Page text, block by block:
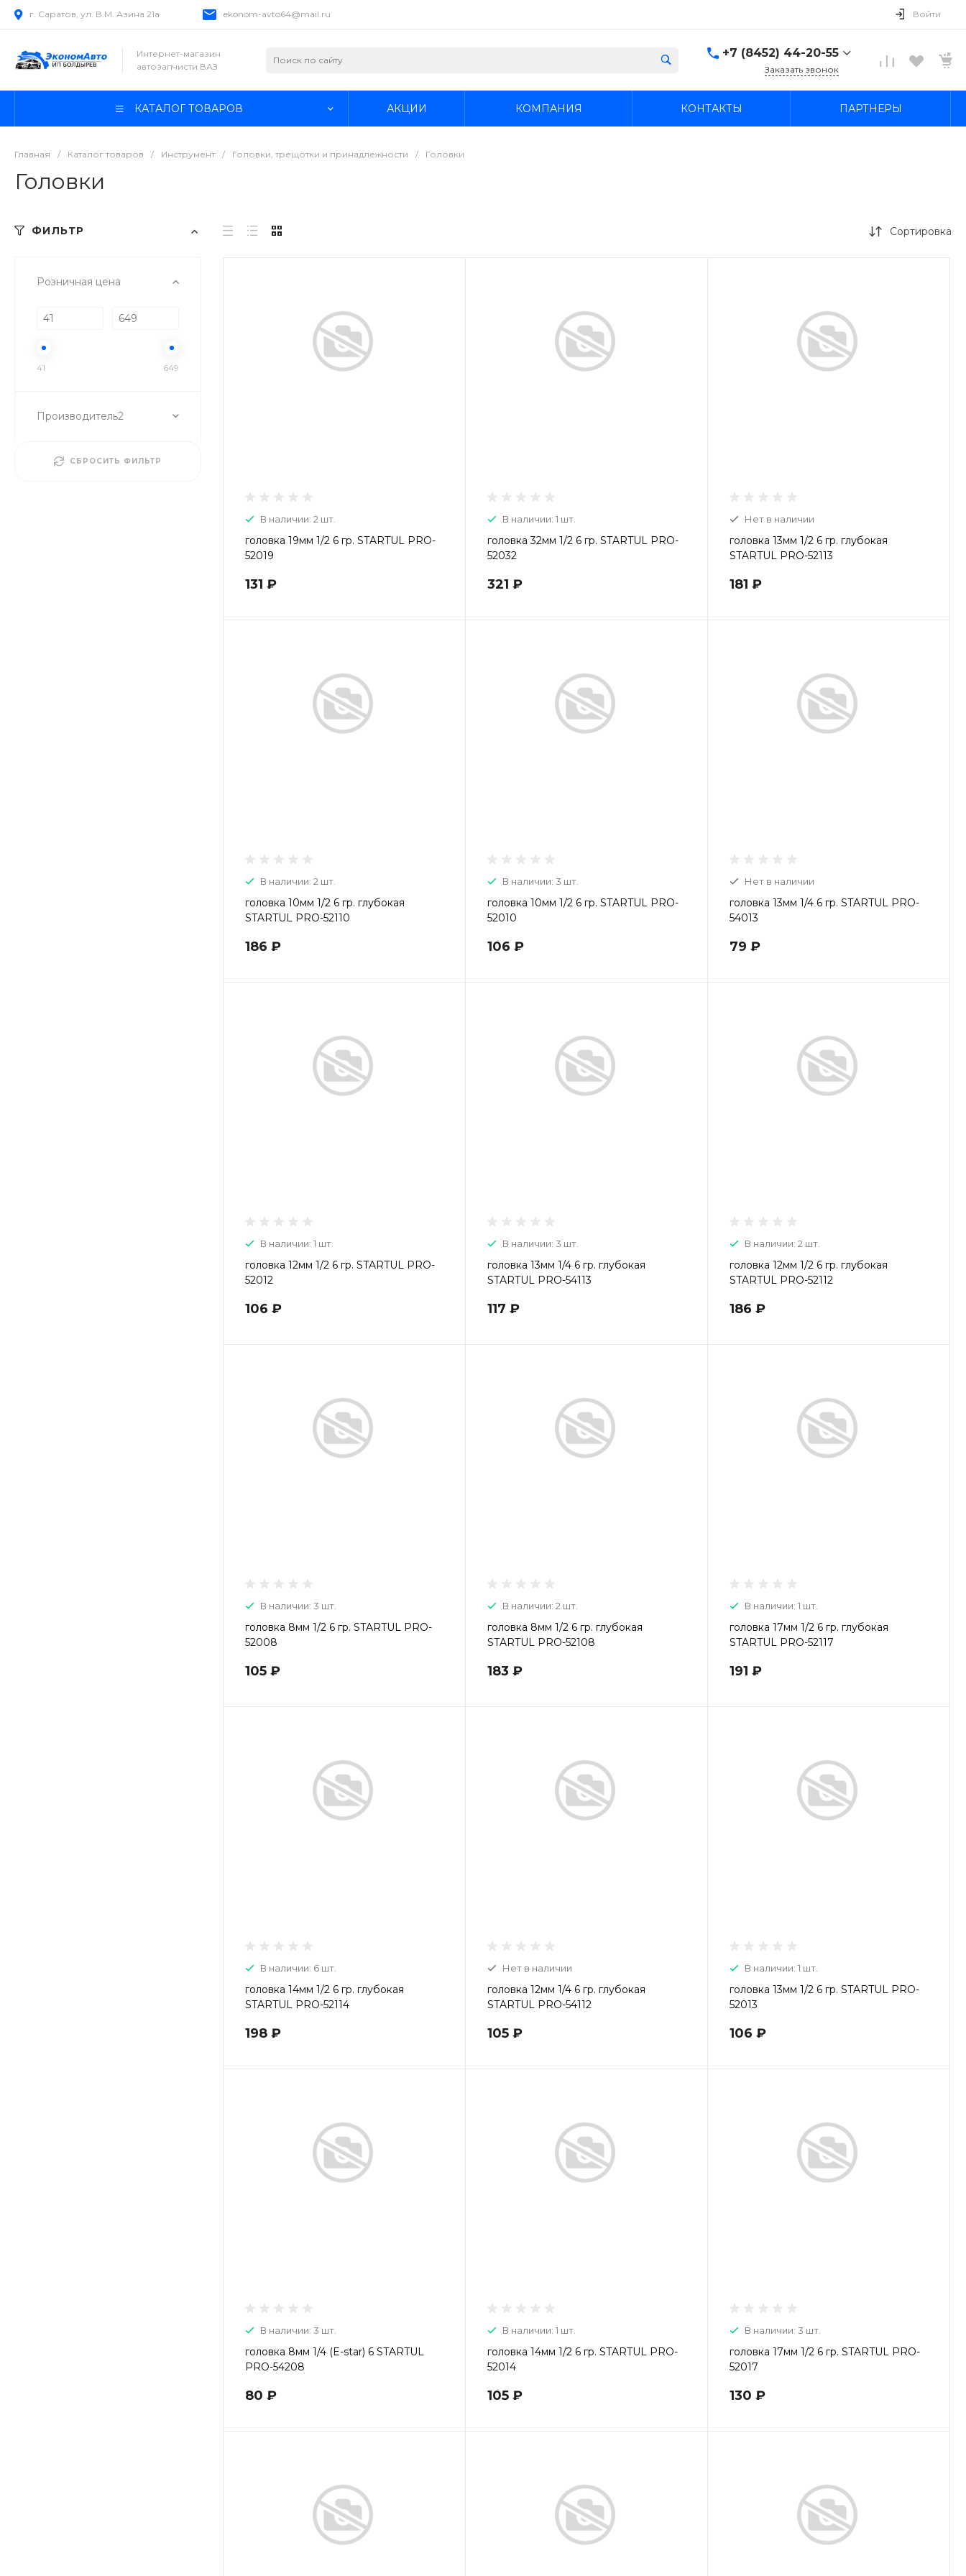
г. Саратов, ул. В.М. Азина 21а ekonom-avto64@mail.ru Войти
Интернет-магазин
автозапчисти ВАЗ
+7 (8452) 44-20-55
г. Саратов, ул. В.М. Азина
Вопросы по прицепам
Пн-Пт: 9:00-20:00 Cб-Вс:
Заказать звонок
КАТАЛОГ ТОВАРОВ АКЦИИ КОМПАНИЯ КОНТАКТЫ ПАРТНЕРЫ
Главная / Каталог товаров / Инструмент / Головки, трещотки и принадлежности / Головки
Головки
ФИЛЬТР
Розничная цена
41 649
Производитель2
СБРОСИТЬ ФИЛЬТР
Сортировка
В наличии: 2 шт.
головка 19мм 1/2 6 гр. STARTUL PRO-
52019
131 ₽
В наличии: 1 шт.
головка 32мм 1/2 6 гр. STARTUL PRO-
52032
321 ₽
Нет в наличии
головка 13мм 1/2 6 гр. глубокая
STARTUL PRO-52113
181 ₽
В наличии: 2 шт.
головка 10мм 1/2 6 гр. глубокая
STARTUL PRO-52110
186 ₽
В наличии: 3 шт.
головка 10мм 1/2 6 гр. STARTUL PRO-
52010
106 ₽
Нет в наличии
головка 13мм 1/4 6 гр. STARTUL PRO-
54013
79 ₽
В наличии: 1 шт.
головка 12мм 1/2 6 гр. STARTUL PRO-
52012
106 ₽
В наличии: 3 шт.
головка 13мм 1/4 6 гр. глубокая
STARTUL PRO-54113
117 ₽
В наличии: 2 шт.
головка 12мм 1/2 6 гр. глубокая
STARTUL PRO-52112
186 ₽
В наличии: 3 шт.
головка 8мм 1/2 6 гр. STARTUL PRO-
52008
105 ₽
В наличии: 2 шт.
головка 8мм 1/2 6 гр. глубокая
STARTUL PRO-52108
183 ₽
В наличии: 1 шт.
головка 17мм 1/2 6 гр. глубокая
STARTUL PRO-52117
191 ₽
В наличии: 6 шт.
головка 14мм 1/2 6 гр. глубокая
STARTUL PRO-52114
198 ₽
Нет в наличии
головка 12мм 1/4 6 гр. глубокая
STARTUL PRO-54112
105 ₽
В наличии: 1 шт.
головка 13мм 1/2 6 гр. STARTUL PRO-
52013
106 ₽
В наличии: 3 шт.
головка 8мм 1/4 (E-star) 6 STARTUL
PRO-54208
80 ₽
В наличии: 1 шт.
головка 14мм 1/2 6 гр. STARTUL PRO-
52014
105 ₽
В наличии: 3 шт.
головка 17мм 1/2 6 гр. STARTUL PRO-
52017
130 ₽